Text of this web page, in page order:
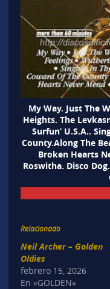
My Way. Just The
Heights. The
Surfun’ U.S.A..
County.Along The
Broken Hearts
Roswitha. Disco
Relacionado
Neil Archer – Golden
Oldies
febrero 15, 2026
En «GOLDEN»